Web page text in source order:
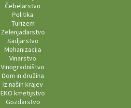
Čebelarstvo
Politika
Turizem
Zelenjadarstvo
Sadjarstvo
Mehanizacija
Vinarstvo
Vinogradništvo
Dom in družina
Iz naših krajev
EKO kmetijstvo
Gozdarstvo